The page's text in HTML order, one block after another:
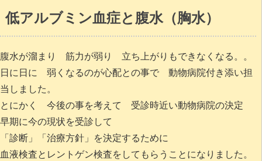
低アルブミン血症と腹水（胸水）
腹水が溜まり 筋力が弱り 立ち上がりもできなくなる。。
日に日に 弱くなるのが心配との事で 動物病院付き添い担
当しました。
とにかく 今後の事を考えて 受診時近い動物病院の決定
早期に今の現状を受診して
「診断」「治療方針」を決定するために
血液検査とレントゲン検査をしてもらうことになりました。